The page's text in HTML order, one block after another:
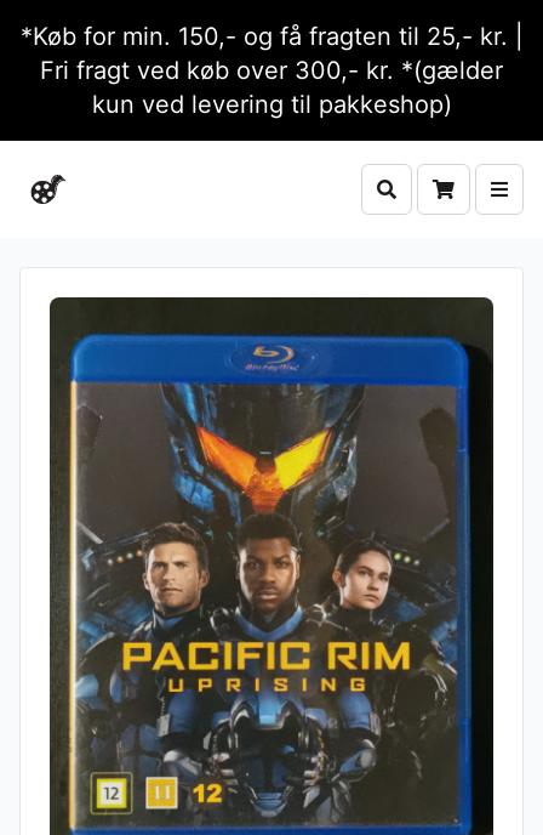
*Køb for min. 150,- og få fragten til 25,- kr. |
Fri fragt ved køb over 300,- kr. *(gælder
kun ved levering til pakkeshop)